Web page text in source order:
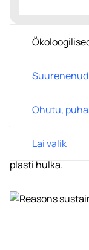
Postiindeks*
Ohutu,
Lai valik
Edendada
veepudelid ja
pudeleid,
plasti hulka.